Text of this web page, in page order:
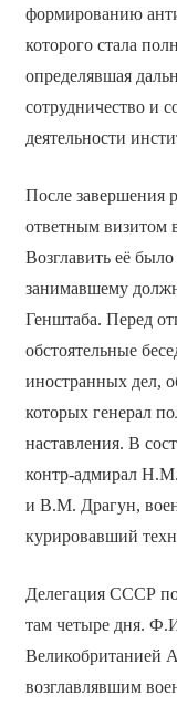
формированию
которого стала
определявшая
сотрудничество и
деятельности
После завершения
ответным визитом
Возглавить её
занимавшему
Генштаба. Перед
обстоятельные
иностранных дел,
которых генерал
наставления. В
контр-адмирал
и В.М. Драгун,
курировавший
Делегация СССР
там четыре дня.
Великобританией
возглавлявшим